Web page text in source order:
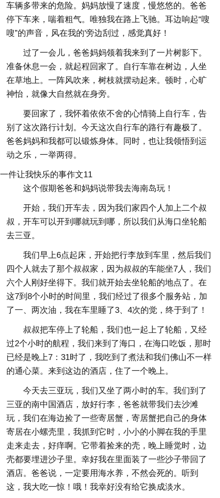
车辆多带来的危险。妈妈放慢了速度，慢悠悠的。爸爸
停下车来，喘着粗气。唯独我在路上飞驰。耳边响起“嗖
嗖”的声音，风在我的'旁边刮过，感觉真好！
过了一会儿，爸爸妈妈领着我来到了一片树影下。
准备休息一会，就起程回家了。自行车靠在树边，人坐
在草地上。一阵风吹来，树枝就摆动起来。顿时，心旷
神怡，就像大自然就在身旁。
要回家了，我怀着依依不舍的心情骑上自行车，告
别了这次路行计划。今天这次自行车的路行有趣极了。
爸爸妈妈和我都可以锻炼身体。同时，也让我领悟到运
动之乐，一举两得。
一件让我快乐的事作文11
这个假期爸爸和妈妈说带我去海南岛玩！
开始，我们开车去，因为我们家四个人加上二个叔
叔，开车可以开到哪就玩到哪，所以我们从海口坐轮船
去三亚。
我们早上6点起床，开始把行李放到车里，然后我们
四个人就去了那个叔叔家，因为叔叔的车能坐7人，我们
六个人刚好坐得下。我们就开始去坐轮船的地点了。在
这7到8个小时的时间里，我们经过了很多个服务站，加
了一、两次油，我在车里睡了3、4次的觉，终于到了！
叔叔把车停上了轮船，我们也一起上了轮船，又经
过2个小时的航程，我们来到了海口，在海口吃饭，那时
已经是晚上7：31时了，我吃到了煮法和我们佛山不一样
的通心菜。来到这边的酒店，住了一个晚上。
今天去三亚玩，我们又坐了两小时的车。我们到了
三亚的南中国酒店，放好行李，爸爸就带我们去沙滩
玩，我们在海边捡了一些寄居蟹，寄居蟹把自己的身体
寄居在小螺壳里，我抓到它时，小小的小脚在我的手里
走来走去，好痒啊。它带着捡来的壳，晚上睡觉时，边
壳都要埋进沙子里。幸好我在里面装了一些沙子带回了
酒店。爸爸说，一定要用海水养，不然会死的。听到
这，我大吃一惊！哦！我幸好没有给它换成淡水。